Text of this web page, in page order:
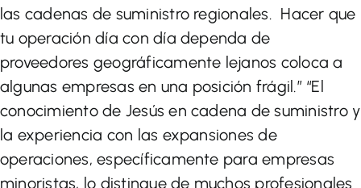
las cadenas de suministro regionales. Hacer que
tu operación día con día dependa de
proveedores geográficamente lejanos coloca a
algunas empresas en una posición frágil.” “El
conocimiento de Jesús en cadena de suministro y
la experiencia con las expansiones de
operaciones, específicamente para empresas
minoristas, lo distingue de muchos profesionales